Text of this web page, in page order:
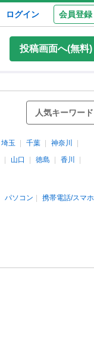
ログイン 会員登録
投稿画面へ(無料)
人気キーワード
埼玉 千葉
神奈川
山口 徳島
香川
パソコン
携帯電話/スマホ